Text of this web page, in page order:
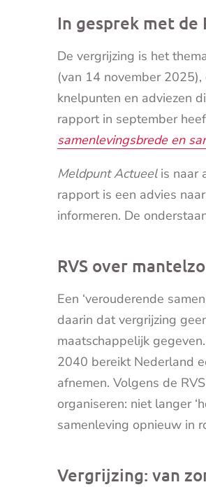
In gesprek met de
De vergrijzing is het
(van 14 november
knelpunten en adviezen
rapport in september
samenlevingsbrede en
Meldpunt Actueel is naar
rapport is een advies
informeren. De
RVS over
Een ‘verouderende
daarin dat vergrijzing
maatschappelijk
2040 bereikt Nederland
afnemen. Volgens de
organiseren: niet langer
samenleving opnieuw in
Vergrijzing: van